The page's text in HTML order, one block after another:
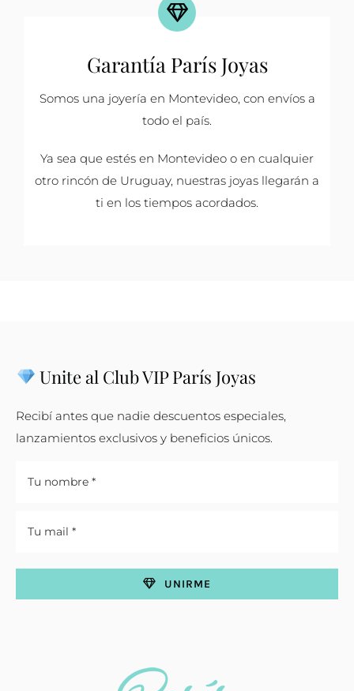
Garantía París Joyas
Somos una joyería en Montevideo, con envíos a
todo el país.
Ya sea que estés en Montevideo o en cualquier
otro rincón de Uruguay, nuestras joyas llegarán a
ti en los tiempos acordados.
Unite al Club VIP París Joyas
Recibí antes que nadie descuentos especiales,
lanzamientos exclusivos y beneficios únicos.
UNIRME